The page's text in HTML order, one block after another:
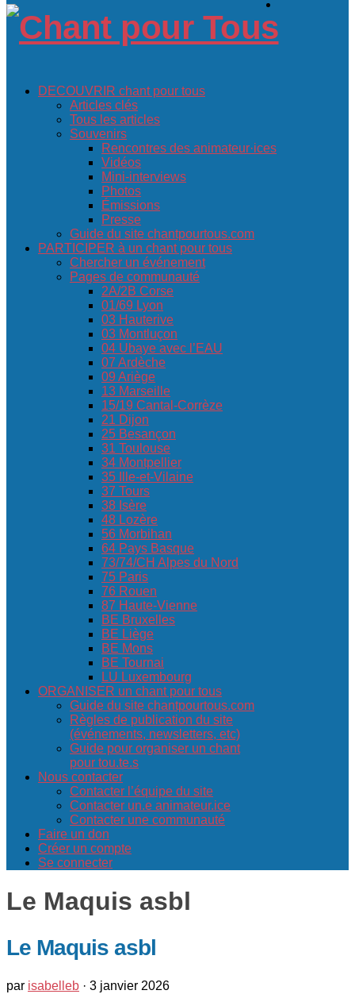
DECOUVRIR chant pour tous
Articles clés
Tous les articles
Souvenirs
Rencontres des animateur·ices
Vidéos
Mini-interviews
Photos
Émissions
Presse
Guide du site chantpourtous.com
PARTICIPER à un chant pour tous
Chercher un événement
Pages de communauté
2A/2B Corse
01/69 Lyon
03 Hauterive
03 Montluçon
04 Ubaye avec l’EAU
07 Ardèche
09 Ariège
13 Marseille
15/19 Cantal-Corrèze
21 Dijon
25 Besançon
31 Toulouse
34 Montpellier
35 Ille-et-Vilaine
37 Tours
38 Isère
48 Lozère
56 Morbihan
64 Pays Basque
73/74/CH Alpes du Nord
75 Paris
76 Rouen
87 Haute-Vienne
BE Bruxelles
BE Liège
BE Mons
BE Tournai
LU Luxembourg
ORGANISER un chant pour tous
Guide du site chantpourtous.com
Règles de publication du site
(événements, newsletters, etc)
Guide pour organiser un chant
pour tou.te.s
Nous contacter
Contacter l’équipe du site
Contacter un.e animateur.ice
Contacter une communauté
Faire un don
Créer un compte
Se connecter
Le Maquis asbl
Le Maquis asbl
par isabelleb · 3 janvier 2026